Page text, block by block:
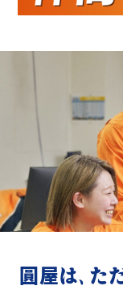
圓屋は､た